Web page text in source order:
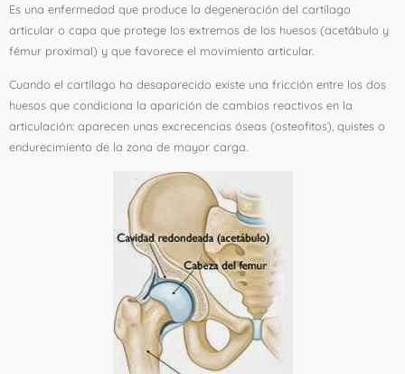
Es una enfermedad que produce la degeneración del cartílago
articular o capa que protege los extremos de los huesos (acetábulo y
fémur proximal) y que favorece el movimiento articular.
Cuando el cartílago ha desaparecido existe una fricción entre los dos
huesos que condiciona la aparición de cambios reactivos en la
articulación: aparecen unas excrecencias óseas (osteofitos), quistes o
endurecimiento de la zona de mayor carga.